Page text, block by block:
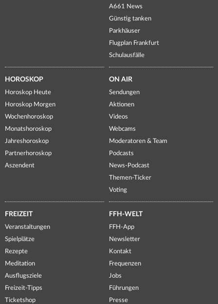
A661 News
Günstig tanken
Parkhäuser
Flugplan Frankfurt
Schulausfälle
HOROSKOP
Horoskop Heute
Horoskop Morgen
Wochenhoroskop
Monatshoroskop
Jahreshoroskop
Partnerhoroskop
Aszendent
ON AIR
Sendungen
Aktionen
Videos
Webcams
Moderatoren & Team
Podcasts
News-Podcast
Themen-Ticker
Voting
FREIZEIT
Veranstaltungen
Spielplätze
Rezepte
Meditation
Ausflugsziele
Freizeit-Tipps
Ticketshop
FFH-WELT
FFH-App
Newsletter
Kontakt
Frequenzen
Jobs
Führungen
Presse